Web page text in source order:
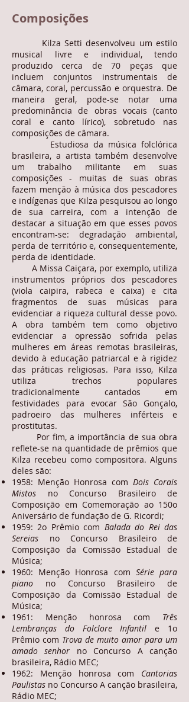
Composições
Kilza Setti desenvolveu um estilo
musical livre e individual, tendo
produzido cerca de 70 peças que
incluem conjuntos instrumentais de
câmara, coral, percussão e orquestra. De
maneira geral, pode-se notar uma
predominância de obras vocais (canto
coral e canto lírico), sobretudo nas
composições de câmara.
Estudiosa da música folclórica
brasileira, a artista também desenvolve
um trabalho militante em suas
composições - muitas de suas obras
fazem menção à música dos pescadores
e indígenas que Kilza pesquisou ao longo
de sua carreira, com a intenção de
destacar a situação em que esses povos
encontram-se: degradação ambiental,
perda de território e, consequentemente,
perda de identidade.
A Missa Caiçara, por exemplo, utiliza
instrumentos próprios dos pescadores
(viola caipira, rabeca e caixa) e cita
fragmentos de suas músicas para
evidenciar a riqueza cultural desse povo.
A obra também tem como objetivo
evidenciar a opressão sofrida pelas
mulheres em áreas remotas brasileiras,
devido à educação patriarcal e à rigidez
das práticas religiosas. Para isso, Kilza
utiliza trechos populares
tradicionalmente cantados em
festividades para evocar São Gonçalo,
padroeiro das mulheres inférteis e
prostitutas.
Por fim, a importância de sua obra
reflete-se na quantidade de prêmios que
Kilza recebeu como compositora. Alguns
deles são:
1958: Menção Honrosa com Dois Corais
Mistos no Concurso Brasileiro de
Composição em Comemoração ao 150o
Aniversário de fundação de G. Ricordi;
1959: 2o Prêmio com Balada do Rei das
Sereias no Concurso Brasileiro de
Composição da Comissão Estadual de
Música;
1960: Menção Honrosa com Série para
piano no Concurso Brasileiro de
Composição da Comissão Estadual de
Música;
1961: Menção honrosa com Três
Lembranças do Folclore Infantil e 1o
Prêmio com Trova de muito amor para um
amado senhor no Concurso A canção
brasileira, Rádio MEC;
1962: Menção honrosa com Cantorias
Paulistas no Concurso A canção brasileira,
Rádio MEC;